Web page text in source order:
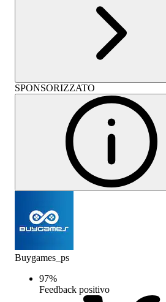
SPONSORIZZATO
Buygames_ps
97%
Feedback positivo